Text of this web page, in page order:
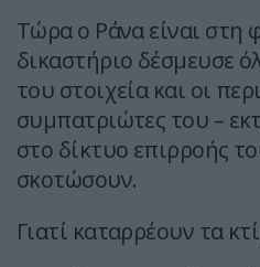
Τώρα ο Ράνα είναι στη
δικαστήριο δέσμευσε
του στοιχεία και οι
συμπατριώτες του –
στο δίκτυο επιρροής
σκοτώσουν.
Γιατί καταρρέουν τα